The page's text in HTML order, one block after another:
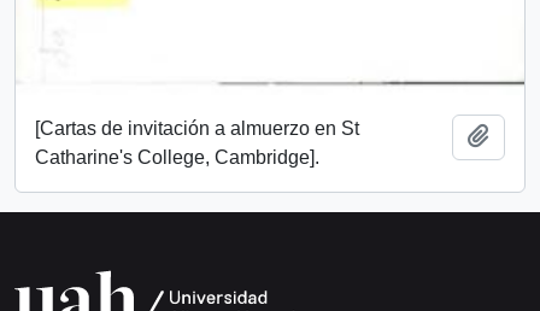
[Cartas de invitación a almuerzo en St
Catharine's College, Cambridge].